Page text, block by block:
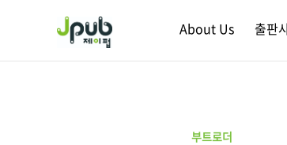
About Us 출판
부트로더